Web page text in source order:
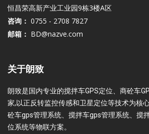
恒昌荣高新产业工业园9栋3楼A区
咨询： 0755 - 2708 7827
邮箱： BD@nazve.com
关于朗致
朗致是国内专业的搅拌车GPS定位、商砼车
家,以正反转监控传感和卫星定位等技术为核
砼车gps管理系统、搅拌车gps管理系统、搅
位系统等物联方案。